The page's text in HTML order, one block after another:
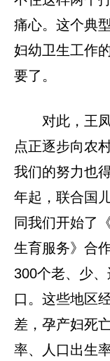
痛心。这个典
妇幼卫生工作
要了。
对此，王
点正逐步向农
我们的努力也
年起，联合国
同我们开始了
生育服务》合
300个老、少
口。这些地区
差，孕产妇死
率、人口出生